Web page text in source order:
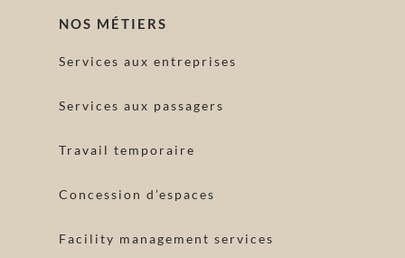
NOS MÉTIERS
Services aux entreprises
Services aux passagers
Travail temporaire
Concession d’espaces
Facility management services